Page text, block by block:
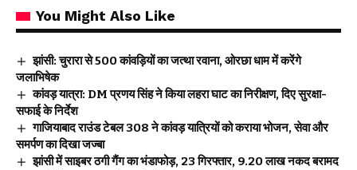
You Might Also Like
झांसी: चुरारा से 500 कांवड़ियों का जत्था रवाना, ओरछा धाम में करेंगे
जलाभिषेक
कांवड़ यात्रा: DM प्रणय सिंह ने किया लहरा घाट का निरीक्षण, दिए सुरक्षा-
सफाई के निर्देश
गाजियाबाद राउंड टेबल 308 ने कांवड़ यात्रियों को कराया भोजन, सेवा और
समर्पण का दिखा जज्बा
झांसी में साइबर ठगी गैंग का भंडाफोड़, 23 गिरफ्तार, 9.20 लाख नकद बरामद